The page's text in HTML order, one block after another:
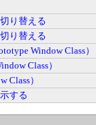
り替える
り替える
Window Class）
Class）
Class）
する